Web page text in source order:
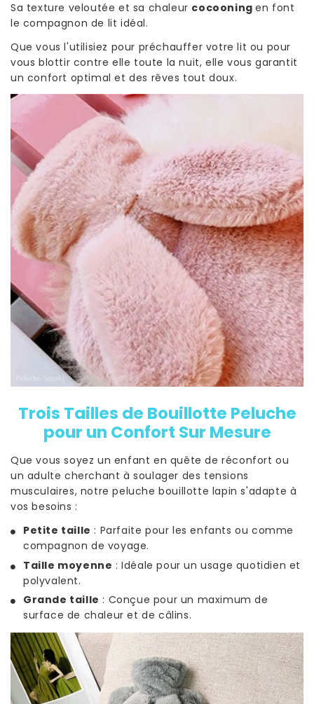
Sa texture veloutée et sa chaleur cocooningen font
le compagnon de lit idéal.
Que vous l'utilisiez pour préchauffer votre lit ou pour
vous blottir contre elle toute la nuit, elle vous garantit
un confort optimal et des rêves tout doux.
Trois Tailles de Bouillotte Peluche
pour un Confort Sur Mesure
Que vous soyez un enfant en quête de réconfort ou
un adulte cherchant à soulager des tensions
musculaires, notre peluche bouillotte lapin s'adapte à
vos besoins :
Petite taille : Parfaite pour les enfants ou comme
compagnon de voyage.
Taille moyenne : Idéale pour un usage quotidien et
polyvalent.
Grande taille : Conçue pour un maximum de
surface de chaleur et de câlins.